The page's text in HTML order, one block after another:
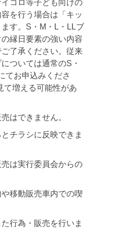
コロ等子ども向けの
を行う場合は「キッ
す。S・M・L・LLブ
縁日要素の強い内容
了承ください。従来
ついては通常のS・
てお申込みくださ
て増える可能性があ
はできません。
チラシに反映できま
は実行委員会からの
移動販売車内での喫
行為・販売を行いま